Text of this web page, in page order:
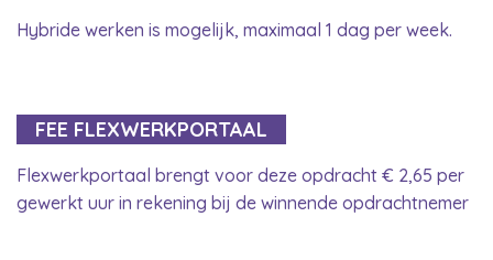
Hybride werken is mogelijk, maximaal 1 dag per week.
FEE FLEXWERKPORTAAL
Flexwerkportaal brengt voor deze opdracht € 2,65 per
gewerkt uur in rekening bij de winnende opdrachtnemer